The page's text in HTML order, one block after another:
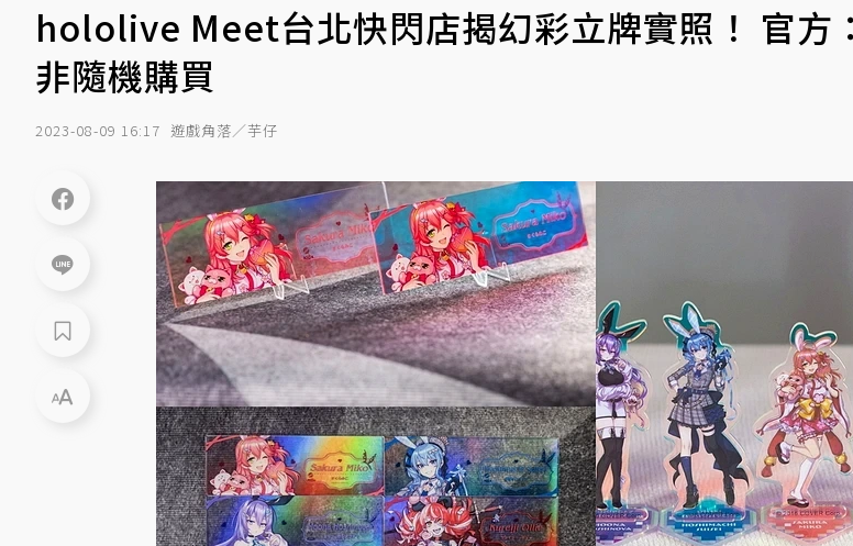
hololive Meet台北快閃店揭幻彩立牌實照！ 官方
非隨機購買
2023-08-09 16:17 遊戲角落／芋仔